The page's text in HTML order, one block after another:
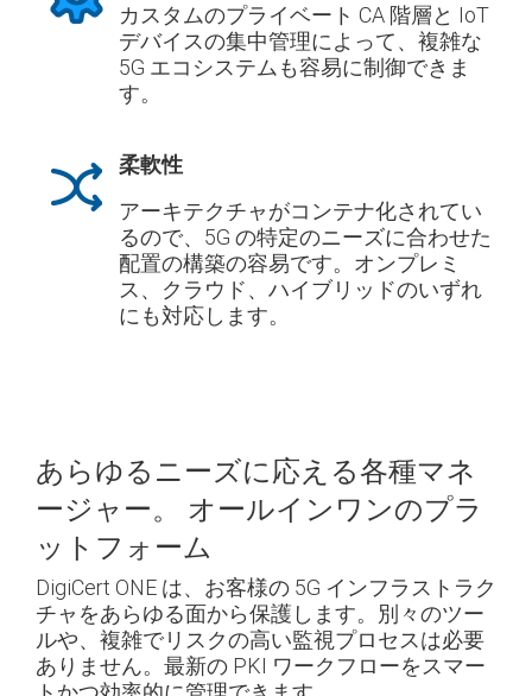
カスタムのプライベート CA 階層と IoT
デバイスの集中管理によって、複雑な
5G エコシステムも容易に制御できま
す。
柔軟性
アーキテクチャがコンテナ化されてい
るので、5G の特定のニーズに合わせた
配置の構築の容易です。オンプレミ
ス、クラウド、ハイブリッドのいずれ
にも対応します。
あらゆるニーズに応える各種マネ
ージャー。
オールインワンのプラ
ットフォーム
DigiCert ONE は、お客様の 5G インフラストラク
チャをあらゆる面から保護します。別々のツー
ルや、複雑でリスクの高い監視プロセスは必要
ありません。最新の PKI ワークフローをスマー